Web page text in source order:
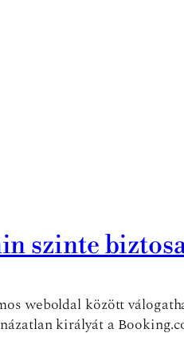
szinte
weboldal között
királyát a